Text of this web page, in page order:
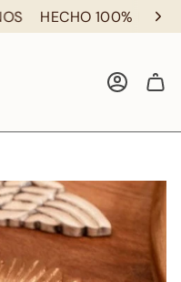
HECHO 100% POR
CUENTA